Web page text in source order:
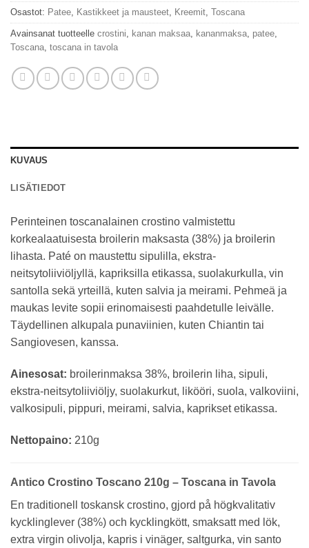
Osastot: Patee Kastikkeet ja mausteet Kreemit Toscana
Avainsanat tuotteelle crostini kanan maksaa kananmaksa patee
Toscana toscana in tavola
KUVAUS
LISÄTIEDOT
Perinteinen toscanalainen crostino valmistettu
korkealaatuisesta broilerin maksasta (38%) ja broilerin
lihasta. Paté on maustettu sipulilla, ekstra-
neitsytoliiviöljyllä, kapriksilla etikassa, suolakurkulla, vin
santolla sekä yrteillä, kuten salvia ja meirami. Pehmeä ja
maukas levite sopii erinomaisesti paahdetulle leivälle.
Täydellinen alkupala punaviinien, kuten Chiantin tai
Sangiovesen, kanssa.
Ainesosat: broilerinmaksa 38%, broilerin liha, sipuli,
ekstra-neitsytoliiviöljy, suolakurkut, likööri, suola, valkoviini,
valkosipuli, pippuri, meirami, salvia, kaprikset etikassa.
Nettopaino: 210g
Antico Crostino Toscano 210g – Toscana in Tavola
En traditionell toskansk crostino, gjord på högkvalitativ
kycklinglever (38%) och kycklingkött, smaksatt med lök,
extra virgin olivolja, kapris i vinäger, saltgurka, vin santo